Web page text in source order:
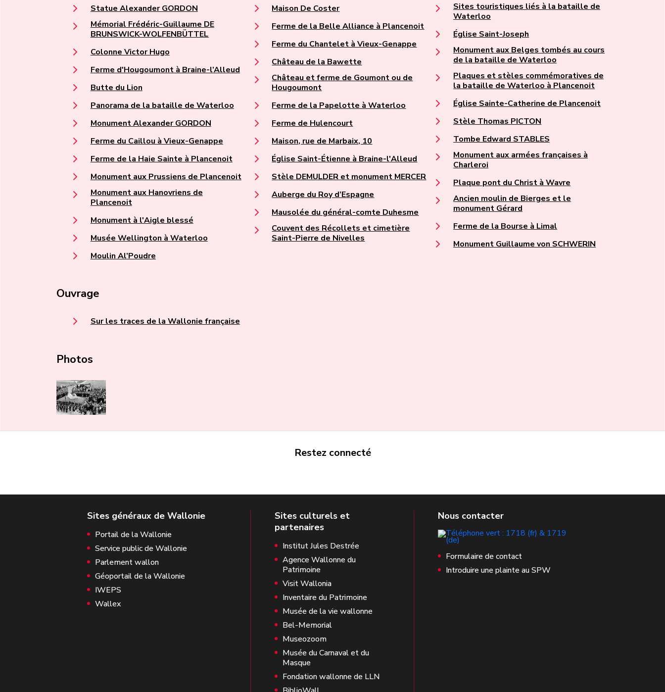
Statue Alexander GORDON
Mémorial Frédéric-Guillaume DE
BRUNSWICK-WOLFENBÜTTEL
Colonne Victor Hugo
Ferme d'Hougoumont à Braine-l’Alleud
Butte du Lion
Panorama de la bataille de Waterloo
Monument Alexander GORDON
Ferme du Caillou à Vieux-Genappe
Ferme de la Haie Sainte à Plancenoit
Monument aux Prussiens de Plancenoit
Monument aux Hanovriens de
Plancenoit
Monument à l'Aigle blessé
Musée Wellington à Waterloo
Moulin Al’Poudre
Maison De Coster
Ferme de la Belle Alliance à Plancenoit
Ferme du Chantelet à Vieux-Genappe
Château de la Bawette
Château et ferme de Goumont ou de
Hougoumont
Ferme de la Papelotte à Waterloo
Ferme de Hulencourt
Maison, rue de Marbaix, 10
Église Saint-Étienne à Braine-l'Alleud
Stèle DEMULDER et monument MERCER
Auberge du Roy d’Espagne
Mausolée du général-comte Duhesme
Couvent des Récollets et cimetière
Saint-Pierre de Nivelles
Sites touristiques liés à la bataille de
Waterloo
Église Saint-Joseph
Monument aux Belges tombés au cours
de la bataille de Waterloo
Plaques et stèles commémoratives de
la bataille de Waterloo à Plancenoit
Église Sainte-Catherine de Plancenoit
Stèle Thomas PICTON
Tombe Edward STABLES
Monument aux armées françaises à
Charleroi
Plaque pont du Christ à Wavre
Ancien moulin de Bierges et le
monument Gérard
Ferme de la Bourse à Limal
Monument Guillaume von SCHWERIN
Ouvrage
Sur les traces de la Wallonie française
Photos
Restez connecté
Portail de la Wallonie
Service public de Wallonie
Parlement wallon
Géoportail de la Wallonie
IWEPS
Wallex
Institut Jules Destrée
Agence Wallonne du
Patrimoine
Visit Wallonia
Inventaire du Patrimoine
Musée de la vie wallonne
Bel-Memorial
Museozoom
Musée du Carnaval et du
Masque
Fondation wallonne de LLN
Formulaire de contact
Introduire une plainte au SPW